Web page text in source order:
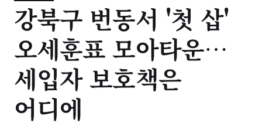
강북구 번동서 '첫 삽'
오세훈표 모아타운…
세입자 보호책은
어디에